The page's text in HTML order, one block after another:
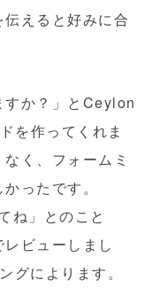
えると好みに合
すか？」とCeylon
を作ってくれま
く、フォームミ
ったです。
ね」とのこと
ビューしまし
グによります。